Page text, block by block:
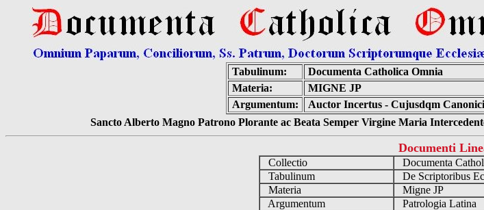
Tabulinum:
Documenta Catholica Omnia
Materia:
MIGNE JP
Argumentum:
Auctor Incertus - Cujusdqm
Sancto Alberto Magno Patrono Plorante ac Beata Semper Virgine Maria
Documenti
Collectio
Documenta
Tabulinum
De Scriptoribus
Materia
Migne JP
Argumentum
Patrologia Latina